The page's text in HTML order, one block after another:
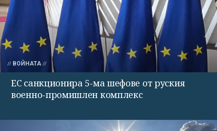
ВОЙНАТА
ЕС санкционира 5-ма шефове от руския
военно-промишлен комплекс